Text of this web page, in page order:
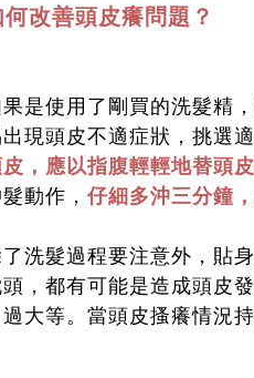
何改善頭皮癢問題？
是使用了剛買的洗髮精
現頭皮不適症狀，挑選
，應以指腹輕輕地替頭
動作， 仔細多沖三分鐘
洗髮過程要注意外，貼
，都有可能是造成頭皮
大等。當頭皮搔癢情況